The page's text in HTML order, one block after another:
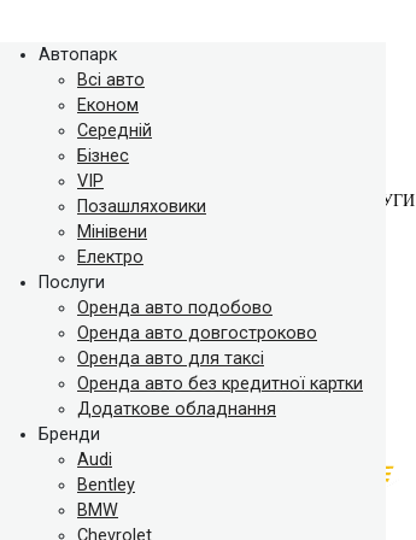
АВТОПАРК ПОСЛУГИ
Автопарк
Всі авто
Економ
Середній
Бізнес
VIP
Позашляховики
Мінівени
Електро
Послуги
Оренда авто подобово
Оренда авто довгостроково
Оренда авто для таксі
Оренда авто без кредитної картки
Додаткове обладнання
Бренди
Audi
Bentley
BMW
Chevrolet